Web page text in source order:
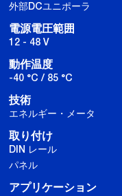
外部DCユニポーラ
電源電圧範囲
12 - 48 V
動作温度
-40 °C / 85 °C
技術
エネルギー・メータ
取り付け
DIN レール
パネル
アプリケーション